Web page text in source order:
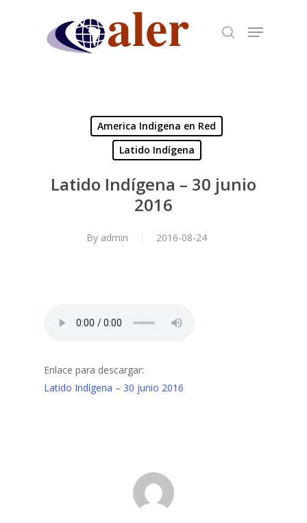
America Indigena en Red
Latido Indígena
Latido Indígena – 30 junio
2016
By admin 2016-08-24
Enlace para descargar:
Latido Indígena – 30 junio 2016